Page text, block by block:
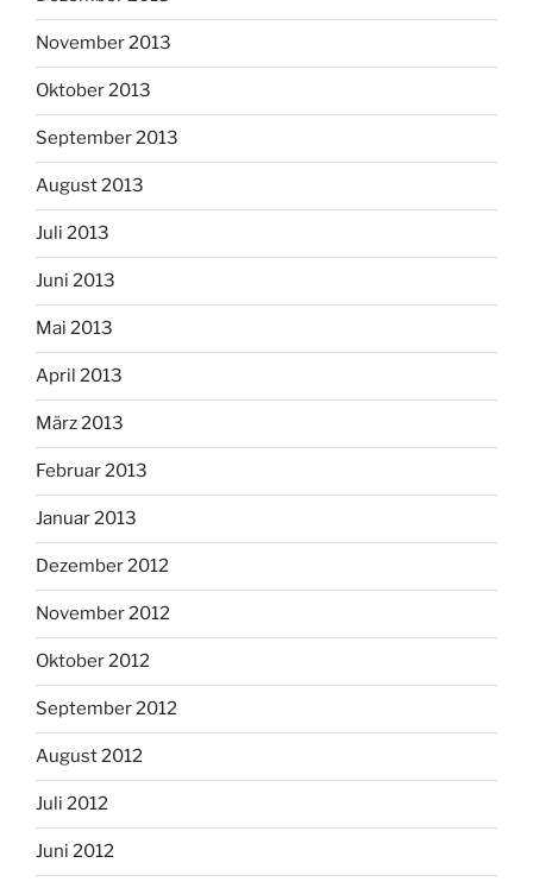
November 2013
Oktober 2013
September 2013
August 2013
Juli 2013
Juni 2013
Mai 2013
April 2013
März 2013
Februar 2013
Januar 2013
Dezember 2012
November 2012
Oktober 2012
September 2012
August 2012
Juli 2012
Juni 2012